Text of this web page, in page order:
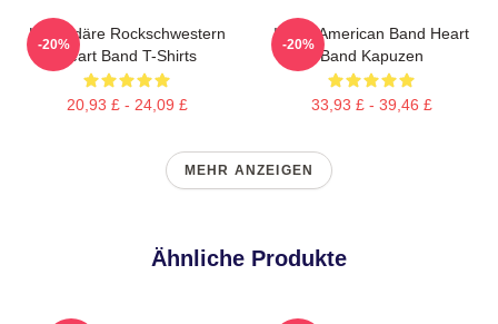
Legendäre Rockschwestern
Heart Band T-Shirts
20,93 £ - 24,09 £
-20%
Iconic American Band Heart
Band Kapuzen
33,93 £ - 39,46 £
-20%
MEHR ANZEIGEN
Ähnliche Produkte